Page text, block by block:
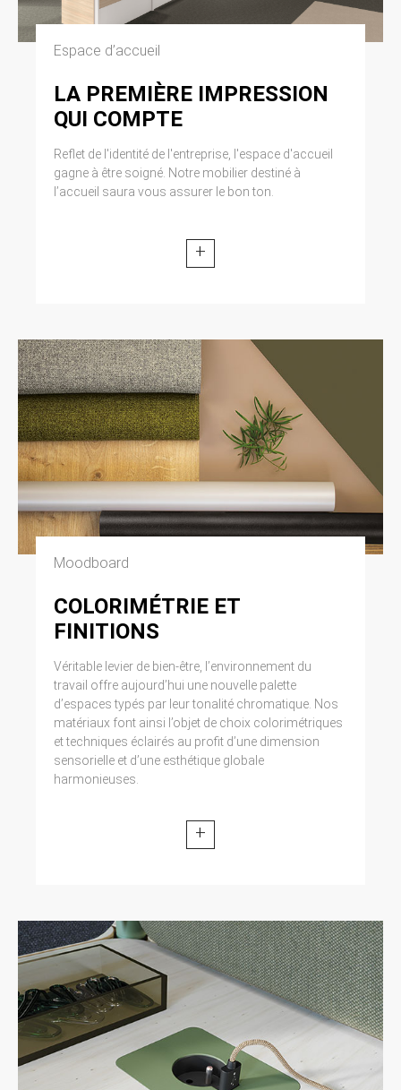
Espace d’accueil
LA PREMIÈRE IMPRESSION
QUI COMPTE
Reflet de l'identité de l'entreprise, l'espace d'accueil
gagne à être soigné. Notre mobilier destiné à
l’accueil saura vous assurer le bon ton.
+
Moodboard
COLORIMÉTRIE ET
FINITIONS
Véritable levier de bien-être, l’environnement du
travail offre aujourd’hui une nouvelle palette
d’espaces typés par leur tonalité chromatique. Nos
matériaux font ainsi l’objet de choix colorimétriques
et techniques éclairés au profit d’une dimension
sensorielle et d’une esthétique globale
harmonieuses.
+